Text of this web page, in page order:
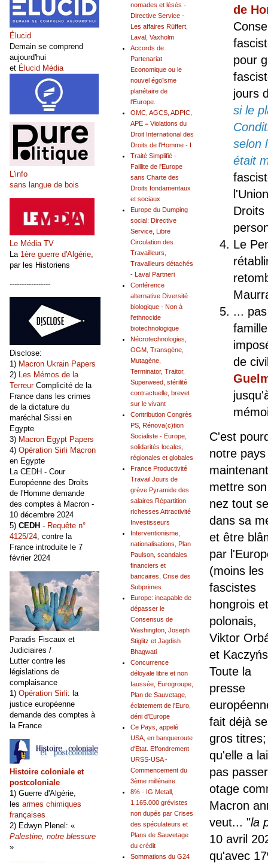
de
pour
jours
si le
selon
était
Droits
Le
...
de
C'est
notre
maintenant
mettre son
nez tout
dans sa
et être
par
(moins les
fascistes
hongrois et
polonais,
Viktor
et
Toute la
presse
fait déjà
gros
qu'elle a
pas
otage
Macron
veut... "la
10 avril
qu'avec
nomades et lésés -
Directive Service -
Les affaires Rüffert,
Laval, Vaxholm
Accords de
Partenariat
Economique ou le
nouvel égoïsme
planétaire de
l'Europe.
OMC, AGCS, ADPIC,
APE = Violations du
Droit International des
Droits de l'Homme - I
Traité Simplifié -
Faillite de l'Europe
sans Charte des
Droits fondamentaux
et sociaux
Europe du Dumping
social: Directive
Service, Libre
Circulation des
Travailleurs,
Travailleurs détachés
- Laval Partneri
Conférence
alternative Diversité
biologique - Non à
l'ethnocide
biotechnologique
Nécrotechnologies,
OGM, Transgène,
Mutagène,
Terminator, Traitor,
Superweed, stérilité
contractuelle, brevet
sur le vivant
Contribution Congrès
PS, Rénova(c)tion
Socialiste - Europe,
solidarités locales,
régionales et globales
France Productivité
Travail Jours de
grève Pyramide des
salaires Répartition
richesses Attractivité
Investisseurs
Interventionisme,
nationalisations, Plan
Paulson, scandales
financiers et
bancaires, Crise des
Subprimes
Europe: incapable de
dépasser le
Consensus de
Washington, Joseph
Stiglitz et Jagdish
Bhagwati
Concurrence
déloyale libre et non
faussée, Eurogroupe,
Plan de Sauvetage,
éclatement de l'Euro,
déni d'Europe
Ce Pays, appelé
USA, en banqueroute
d'Etat. Effondrement
URSS-USA -
Commencement du
3ème millénaire
8% - IG Metall,
1.165.000 grévistes
non dupés par Crises
des spéculateurs et
Plans de Sauvetage
du crédit
Sommations du G24
Élucid
Demain se comprend
aujourd'hui
et Élucid Média
L'info
sans langue de bois
Le Média TV
La 1ère guerre d'Algérie
par les Historiens
-----------------
Disclose:
1) Macron Ukrain Papers
2) Les Mémos de la
TerreurComplicité de la
France dans les crimes
de la dictature du
maréchal Sissi en
Egypte
3) Macron Egypt Papers
4) Opération Sirli Macron
en Egypte
La CEDH - Cour
Européenne des Droits
de l'Homme demande
des comptes à Macron -
10 décembre 2024
5) CEDH - Requête n°
4125/24, contre la
France introduite le 7
février 2024
Paradis Fiscaux et
Judiciaires /
Lutter contre les
législations de
complaisance
1) Opération Sirli: la
justice européenne
demande des comptes à
la France
Histoire coloniale et
postcoloniale
1) Guerre d'Algérie,
les armes chimiques
françaises
2) Edwyn Plenel: «
Palestine, notre blessure
»